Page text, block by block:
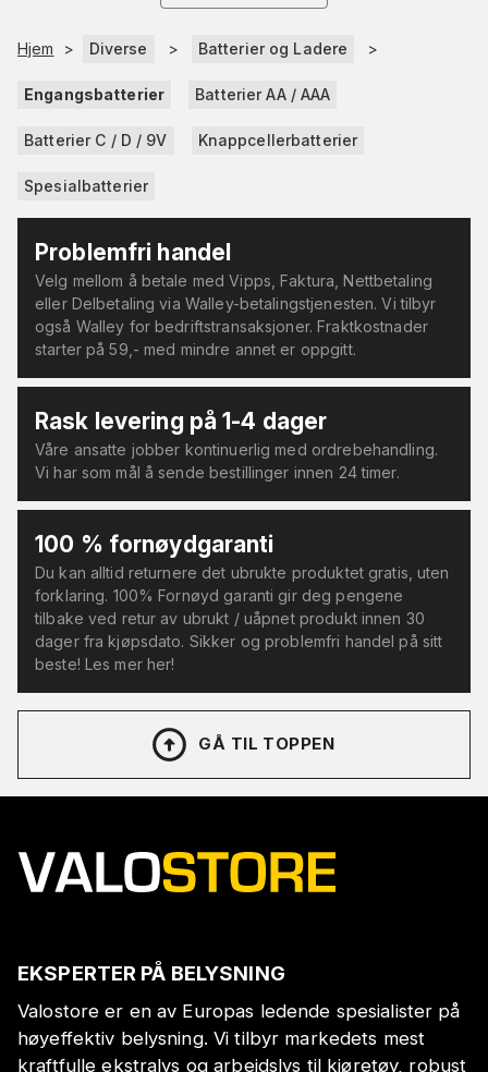
Hjem > Diverse > Batterier og Ladere >
Engangsbatterier Batterier AA / AAA
Batterier C / D / 9V Knappcellerbatterier
Spesialbatterier
Problemfri handel
Velg mellom å betale med Vipps, Faktura, Nettbetaling
eller Delbetaling via Walley-betalingstjenesten. Vi tilbyr
også Walley for bedriftstransaksjoner. Fraktkostnader
starter på 59,- med mindre annet er oppgitt.
Rask levering på 1-4 dager
Våre ansatte jobber kontinuerlig med ordrebehandling.
Vi har som mål å sende bestillinger innen 24 timer.
100 % fornøydgaranti
Du kan alltid returnere det ubrukte produktet gratis, uten
forklaring. 100% Fornøyd garanti gir deg pengene
tilbake ved retur av ubrukt / uåpnet produkt innen 30
dager fra kjøpsdato. Sikker og problemfri handel på sitt
beste! Les mer her!
GÅ TIL TOPPEN
EKSPERTER PÅ BELYSNING
Valostore er en av Europas ledende spesialister på
høyeffektiv belysning. Vi tilbyr markedets mest
kraftfulle ekstralys og arbeidslys til kjøretøy, robust